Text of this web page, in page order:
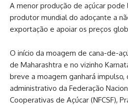
A menor produção de açúcar
produtor mundial do adoçante a
exportação e apoiar os preços
O início da moagem de cana-de-
de Maharashtra e no vizinho
breve a moagem ganhará
administrativo da Federação
Cooperativas de Açúcar (NFCSF),